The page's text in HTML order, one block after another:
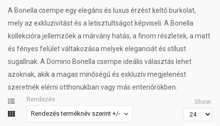
A Bonella csempe egy elegáns és luxus érzést keltő burkolat,
mely az exkluzivitást és a letisztultságot képviseli. A Bonella
kollekcióra jellemzőek a márvány hatás, a finom részletek, a matt
és fényes felület váltakozása melyek eleganciát és stílust
sugallnak. A Domino Bonella csempe ideális választás lehet
azoknak, akik a magas minőségű és exkluzív megjelenést
szeretnék elérni otthonukban vagy más enteriőrökben.
Rendezés
Rendezés terméknév szerint +/-
Show: